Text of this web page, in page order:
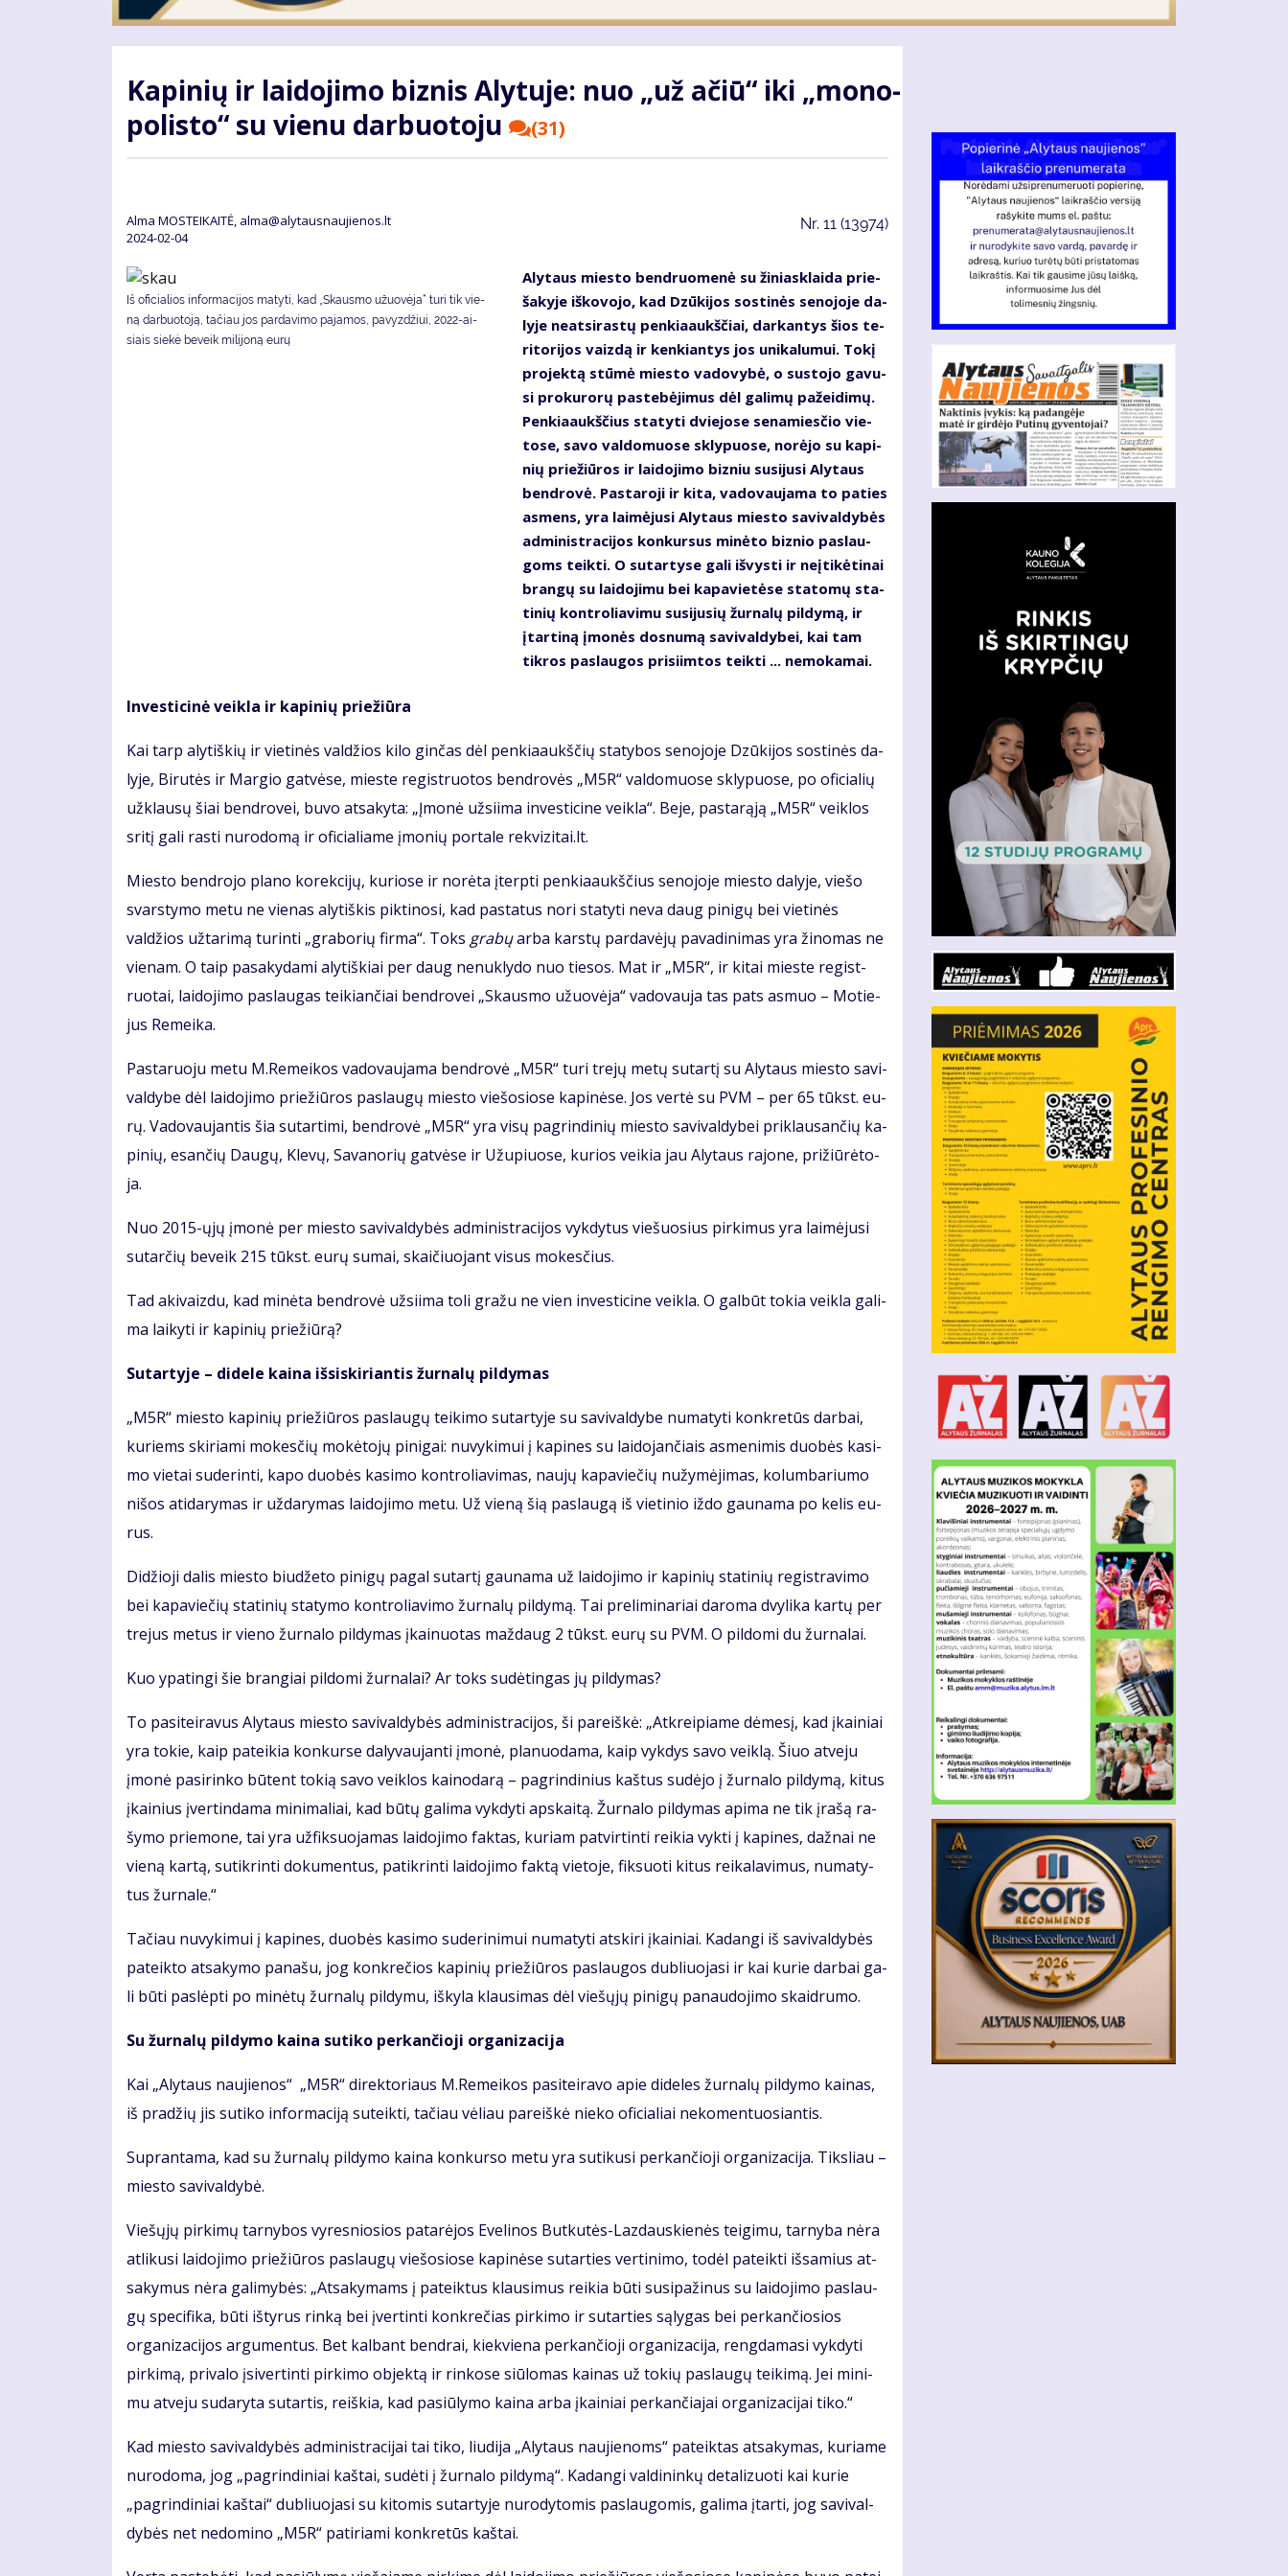
Ka­pi­nių ir lai­do­ji­mo biz­nis Aly­tuje: nuo „už ačiū“ iki „mo­no­
po­lis­to“ su vie­nu dar­buo­to­ju
(31)
Alma MOSTEIKAITĖ, alma@alytausnaujienos.lt
2024-02-04
Nr. 11 (13974)
Iš ofi­cia­lios in­for­ma­ci­jos ma­ty­ti, kad „Skaus­mo užuo­vė­ja“ tu­ri tik vie­
ną dar­buo­to­ją, tačiau jos par­da­vi­mo pa­ja­mos, pa­vyz­džiui, 2022-ai­
siais sie­kė be­veik milijoną eu­rų
Aly­taus mies­to ben­druo­me­nė su ži­niask­lai­da prie­
ša­ky­je iš­ko­vo­jo, kad Dzū­ki­jos sos­ti­nės se­no­jo­je da­
ly­je ne­at­si­ras­tų pen­kia­aukš­čiai, dar­kan­tys šios te­
ri­to­ri­jos vaiz­dą ir ken­kian­tys jos uni­ka­lu­mui. To­kį
pro­jek­tą stū­mė mies­to va­do­vy­bė, o su­sto­jo ga­vu­
si pro­ku­ro­rų pa­ste­bė­ji­mus dėl ga­li­mų pa­žei­di­mų.
Pen­kia­aukš­čius sta­ty­ti dvie­jo­se se­na­mies­čio vie­
to­se, sa­vo val­do­muo­se skly­puo­se, no­rė­jo su ka­pi­
nių prie­žiū­ros ir lai­do­ji­mo biz­niu su­si­ju­si Aly­taus
ben­dro­vė. Pas­ta­ro­ji ir ki­ta, va­do­vau­ja­ma to pa­ties
as­mens, yra lai­mė­ju­si Aly­taus mies­to sa­vi­val­dy­bės
ad­mi­nist­ra­ci­jos kon­kur­sus mi­nė­to biz­nio pa­slau­
goms teik­ti. O su­tar­ty­se ga­li iš­vys­ti ir ne­įti­kė­ti­nai
bran­gų su lai­do­ji­mu bei ka­pa­vie­tė­se sta­to­mų sta­
ti­nių kon­tro­lia­vi­mu su­si­ju­sių žur­na­lų pil­dy­mą, ir
įtar­ti­ną įmo­nės dos­nu­mą sa­vi­val­dy­bei, kai tam
tik­ros pa­slau­gos pri­si­im­tos teik­ti ... ne­mo­ka­mai.
In­ves­ti­ci­nė veik­la ir ka­pi­nių prie­žiū­ra
Kai tarp aly­tiš­kių ir vie­ti­nės val­džios ki­lo gin­čas dėl pen­kia­aukš­čių sta­ty­bos se­no­jo­je Dzū­ki­jos sos­ti­nės da­
ly­je, Bi­ru­tės ir Mar­gio gat­vė­se, mies­te re­gist­ruo­tos ben­dro­vės „M5R“ val­do­muo­se skly­puo­se, po ofi­cia­lių
už­klau­sų šiai ben­dro­vei, bu­vo at­sa­ky­ta: „Įmo­nė už­si­i­ma in­ves­ti­ci­ne veik­la“. Be­je, pas­ta­rą­ją „M5R“ veik­los
sri­tį ga­li ras­ti nu­ro­do­mą ir ofi­cia­lia­me įmo­nių por­ta­le rek­vi­zi­tai.lt.
Mies­to ben­dro­jo pla­no ko­rek­ci­jų, ku­rio­se ir no­rė­ta įterp­ti pen­kia­aukš­čius se­no­jo­je mies­to da­ly­je, vie­šo
svars­ty­mo me­tu ne vie­nas aly­tiš­kis pik­ti­no­si, kad pa­sta­tus no­ri sta­ty­ti neva daug pinigų bei vietinės
valdžios užtarimą turinti „gra­bo­rių fir­ma“. Toks gra­bųar­ba kars­tų par­da­vė­jų pa­va­di­ni­mas yra ži­no­mas ne
vie­nam. O taip pa­sa­ky­da­mi aly­tiš­kiai per daug ne­nu­kly­do nuo tie­sos. Mat ir „M5R“, ir ki­tai mies­te re­gist­
ruo­tai, lai­do­ji­mo pa­slau­gas tei­kian­čiai ben­dro­vei „Skaus­mo užuo­vė­ja“ va­do­vau­ja tas pats as­muo – Mo­tie­
jus Re­mei­ka.
Pas­ta­ruo­ju me­tu M.Re­mei­kos va­do­vau­ja­ma ben­dro­vė „M5R“ tu­ri tre­jų me­tų su­tar­tį su Aly­taus mies­to sa­vi­
val­dy­be dėl lai­do­ji­mo prie­žiū­ros pa­slau­gų mies­to vie­šo­sio­se ka­pi­nė­se. Jos ver­tė su PVM – per 65 tūkst. eu­
rų. Va­do­vau­jan­tis šia su­tar­ti­mi, ben­dro­vė „M5R“ yra vi­sų pa­grin­di­nių mies­to sa­vi­val­dy­bei pri­klau­san­čių ka­
pi­nių, esan­čių Dau­gų, Kle­vų, Sa­va­no­rių gat­vė­se ir Už­upiuo­se, ku­rios vei­kia jau Aly­taus ra­jo­ne, pri­žiū­rė­to­
ja.
Nuo 2015-ųjų įmo­nė per mies­to sa­vi­val­dy­bės ad­mi­nist­ra­ci­jos vyk­dy­tus vie­šuo­sius pir­ki­mus yra lai­mė­ju­si
su­tar­čių be­veik 215 tūkst. eu­rų su­mai, skai­čiuo­jant vi­sus mo­kes­čius.
Tad aki­vaiz­du, kad mi­nė­ta ben­dro­vė už­si­i­ma to­li gra­žu ne vien in­ves­ti­ci­ne veik­la. O gal­būt to­kia veik­la ga­li­
ma lai­ky­ti ir ka­pi­nių prie­žiū­rą?
Su­tar­ty­je – di­de­le kai­na iš­si­ski­rian­tis žur­na­lų pil­dy­mas
„M5R“ mies­to ka­pi­nių prie­žiū­ros pa­slau­gų tei­ki­mo su­tar­ty­je su sa­vi­val­dy­be nu­ma­ty­ti kon­kre­tūs dar­bai,
ku­riems ski­ria­mi mo­kes­čių mo­kė­to­jų pi­ni­gai: nu­vy­ki­mui į ka­pi­nes su lai­do­jan­čiais as­me­ni­mis duo­bės ka­si­
mo vie­tai su­de­rin­ti, ka­po duo­bės ka­si­mo kon­tro­lia­vi­mas, nau­jų ka­pa­vie­čių nu­žy­mė­ji­mas, ko­lum­ba­riu­mo
ni­šos ati­da­ry­mas ir už­da­ry­mas lai­do­ji­mo me­tu. Už vie­ną šią pa­slau­gą iš vie­ti­nio iž­do gau­na­ma po ke­lis eu­
rus.
Di­džio­ji da­lis mies­to biu­dže­to pi­ni­gų pa­gal su­tar­tį gau­na­ma už lai­do­ji­mo ir ka­pi­nių sta­ti­nių re­gist­ra­vi­mo
bei ka­pa­vie­čių sta­ti­nių sta­ty­mo kon­tro­lia­vi­mo žur­na­lų pil­dy­mą. Tai pre­li­mi­na­riai da­ro­ma dvy­li­ka kar­tų per
tre­jus me­tus ir vie­no žur­na­lo pil­dy­mas įkai­nuo­tas maž­daug 2 tūkst. eu­rų su PVM. O pil­do­mi du žur­na­lai.
Kuo ypa­tin­gi šie bran­giai pil­do­mi žur­na­lai? Ar toks su­dė­tin­gas jų pil­dy­mas?
To pa­si­tei­ra­vus Aly­taus mies­to sa­vi­val­dy­bės ad­mi­nist­ra­ci­jos, ši pa­reiš­kė: „At­krei­pia­me dė­me­sį, kad įkai­niai
yra to­kie, kaip pa­tei­kia kon­kur­se da­ly­vau­jan­ti įmo­nė, pla­nuo­da­ma, kaip vyk­dys sa­vo veik­lą. Šiuo at­ve­ju
įmo­nė pa­si­rin­ko bū­tent to­kią sa­vo veik­los kai­no­da­rą – pa­grin­di­nius kaš­tus su­dė­jo į žur­na­lo pil­dy­mą, ki­tus
įkai­nius įver­tin­da­ma mi­ni­ma­liai, kad bū­tų ga­li­ma vyk­dy­ti ap­skai­tą. Žur­na­lo pil­dy­mas ap­ima ne tik įra­šą ra­
šy­mo prie­mo­ne, tai yra už­fik­suo­ja­mas lai­do­ji­mo fak­tas, ku­riam pa­tvir­tin­ti rei­kia vyk­ti į ka­pi­nes, daž­nai ne
vie­ną kar­tą, su­tik­rin­ti do­ku­men­tus, pa­tik­rin­ti lai­do­ji­mo fak­tą vie­to­je, fik­suo­ti ki­tus rei­ka­la­vi­mus, nu­ma­ty­
tus žur­na­le.“
Ta­čiau nu­vy­ki­mui į ka­pi­nes, duo­bės ka­si­mo su­de­ri­ni­mui nu­ma­ty­ti at­ski­ri įkai­niai. Ka­dan­gi iš sa­vi­val­dy­bės
pa­teik­to at­sa­ky­mo pa­na­šu, jog kon­kre­čios ka­pi­nių prie­žiū­ros pa­slau­gos dub­liuo­ja­si ir kai ku­rie dar­bai ga­
li bū­ti pa­slėp­ti po mi­nė­tų žur­na­lų pil­dy­mu, iš­ky­la klau­si­mas dėl vie­šų­jų pi­ni­gų pa­nau­do­ji­mo skaid­ru­mo.
Su žur­na­lų pil­dy­mo kai­na su­ti­ko per­kan­čio­ji or­ga­ni­za­ci­ja
Kai „Aly­taus nau­jie­nos“ „M5R“ di­rek­to­riaus M.Re­mei­kos pa­si­tei­ra­vo apie di­de­les žur­na­lų pil­dy­mo kai­nas,
iš pra­džių jis su­ti­ko in­for­ma­ci­ją su­teik­ti, ta­čiau vė­liau pa­reiš­kė nie­ko ofi­cia­liai ne­ko­men­tuo­sian­tis.
Su­pran­ta­ma, kad su žur­na­lų pil­dy­mo kai­na kon­kur­so me­tu yra su­ti­ku­si per­kan­čio­ji or­ga­ni­za­ci­ja. Tiks­liau –
mies­to sa­vi­val­dy­bė.
Vie­šų­jų pir­ki­mų tar­ny­bos vy­res­nio­sios pa­ta­rė­jos Eve­li­nos But­ku­tės-Laz­daus­kie­nės tei­gi­mu, tar­ny­ba nė­ra
at­li­ku­si lai­do­ji­mo prie­žiū­ros pa­slau­gų vie­šo­sio­se ka­pi­nė­se sutarties ver­ti­ni­mo, to­dėl pa­teik­ti iš­sa­mius at­
sa­ky­mus nė­ra ga­li­my­bės: „At­sa­ky­mams į pa­teik­tus klau­si­mus rei­kia bū­ti su­si­pa­ži­nus su lai­do­ji­mo pa­slau­
gų spe­ci­fi­ka, bū­ti iš­ty­rus rin­ką bei įver­tin­ti kon­kre­čias pir­ki­mo ir su­tar­ties są­ly­gas bei per­kan­čio­sios
organizacijos ar­gu­men­tus. Bet kal­bant ben­drai, kiek­vie­na per­kan­čio­ji or­ga­ni­za­ci­ja, reng­da­ma­si vyk­dy­ti
pir­ki­mą, pri­va­lo įsi­ver­tin­ti pir­ki­mo ob­jek­tą ir rin­ko­se siū­lo­mas kai­nas už to­kių pa­slau­gų tei­ki­mą. Jei mi­ni­
mu at­ve­ju su­da­ry­ta su­tar­tis, reiš­kia, kad pa­siū­ly­mo kai­na ar­ba įkai­niai per­kan­čia­jai or­ga­ni­za­ci­jai ti­ko.“
Kad mies­to sa­vi­val­dy­bės ad­mi­nist­ra­ci­jai tai ti­ko, liu­di­ja „Aly­taus nau­jie­noms“ pa­teik­tas at­sa­ky­mas, ku­ria­me
nu­ro­do­ma, jog „pa­grin­di­niai kaš­tai, su­dė­ti į žur­na­lo pil­dy­mą“. Ka­dan­gi valdininkų de­ta­li­zuoti kai kurie
„pagrindiniai kaštai“ dub­liuo­ja­si su ki­tomis su­tar­ty­je nurody­tomis pa­slau­gomis, ga­li­ma įtar­ti, jog sa­vi­val­
dy­bės net ne­do­mi­no „M5R“ pa­ti­ria­mi kon­kre­tūs kaš­tai.